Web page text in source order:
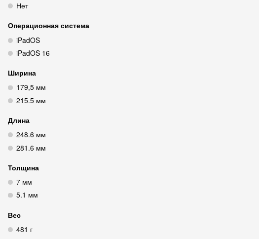
Нет
Операционная система
iPadOS
iPadOS 16
Ширина
179,5 мм
215.5 мм
Длина
248.6 мм
281.6 мм
Толщина
7 мм
5.1 мм
Вес
481 г